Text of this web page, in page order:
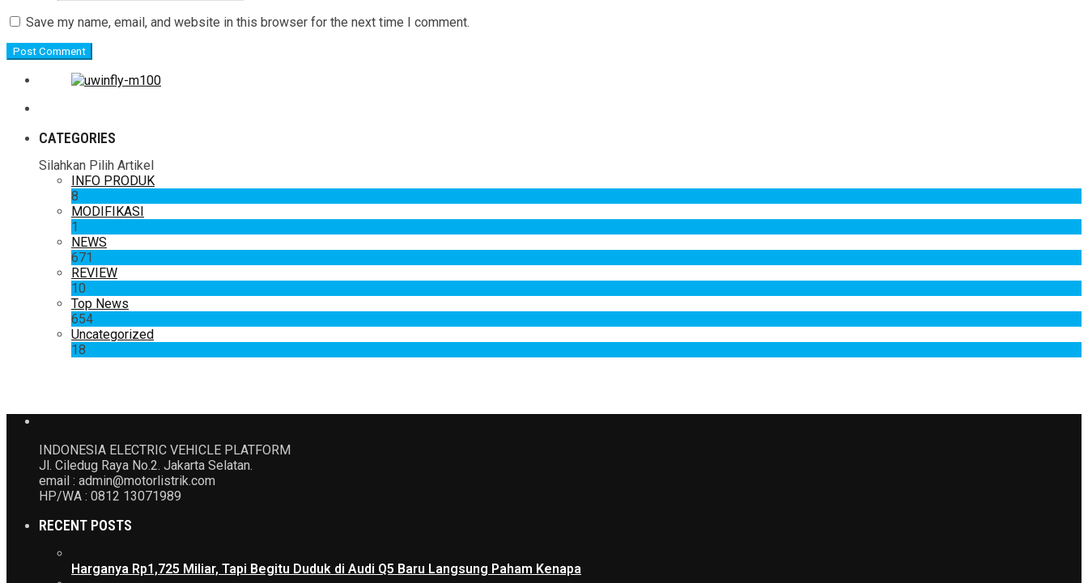
Save my name, email, and website in this browser for the next time I comment.
CATEGORIES
Silahkan Pilih Artikel
INFO PRODUK
8
MODIFIKASI
1
NEWS
671
REVIEW
10
Top News
654
Uncategorized
18
INDONESIA ELECTRIC VEHICLE PLATFORM
Jl. Ciledug Raya No.2. Jakarta Selatan.
email : admin@motorlistrik.com
HP/WA : 0812 13071989
RECENT POSTS
Harganya Rp1,725 Miliar, Tapi Begitu Duduk di Audi Q5 Baru Langsung Paham Kenapa